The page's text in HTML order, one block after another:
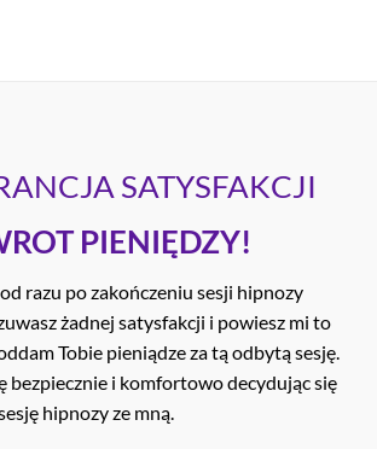
SATYSFAKCJI
PIENIĘDZY!
razu po zakończeniu sesji hipnozy
żadnej satysfakcji i powiesz mi to
Tobie pieniądze za tą odbytą sesję.
bezpiecznie i komfortowo decydując się
hipnozy ze mną.